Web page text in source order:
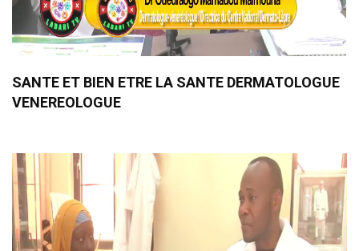
SANTE ET BIEN ETRE LA SANTE DERMATOLOGUE
VENEREOLOGUE